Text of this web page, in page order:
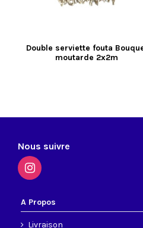
Double serviette fouta
moutarde 2x2m
Nous suivre
A Propos
Livraison